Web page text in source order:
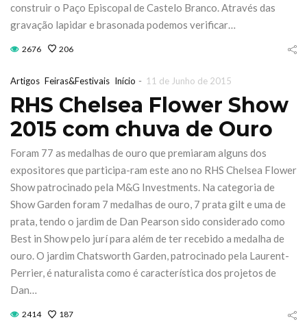
de Jardinagem
Sábado 17 &
18 de
outubro
27 de Julho de 2026
CONTINUE READING
Iberflora
concurso
Fórum
21 de Julho de
CONTINUE
construir o Paço Episcopal de Castelo Branco. Através das
gravação lapidar e brasonada podemos verificar…
2676 206
Artigos Feiras&Festivais Início - 11 de Junho de 2015
RHS Chelsea Flower Show
2015 com chuva de Ouro
Foram 77 as medalhas de ouro que premiaram alguns dos
expositores que participa-ram este ano no RHS Chelsea Flower
Show patrocinado pela M&G Investments. Na categoria de
Show Garden foram 7 medalhas de ouro, 7 prata gilt e uma de
prata, tendo o jardim de Dan Pearson sido considerado como
Best in Show pelo jurí para além de ter recebido a medalha de
ouro. O jardim Chatsworth Garden, patrocinado pela Laurent-
Perrier, é naturalista como é característica dos projetos de
Dan…
2414 187